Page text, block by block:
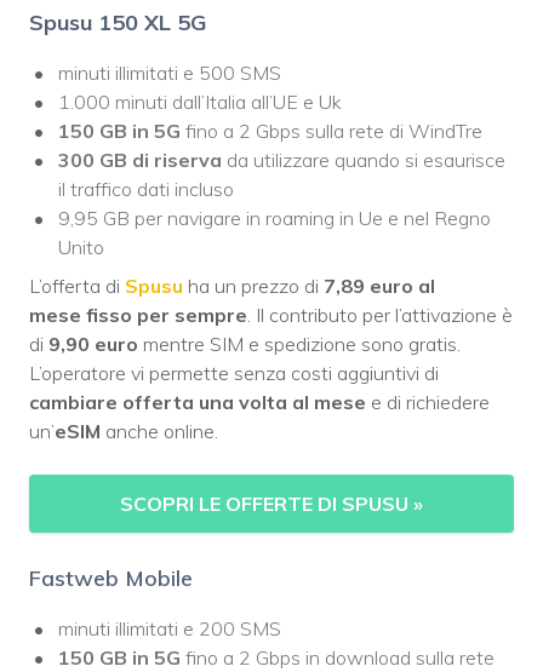
Spusu 150 XL 5G
minuti illimitati e 500 SMS
1.000 minuti dall’Italia all’UE e Uk
150 GB in 5G fino a 2 Gbps sulla rete di WindTre
300 GB di riserva da utilizzare quando si esaurisce
il traffico dati incluso
9,95 GB per navigare in roaming in Ue e nel Regno
Unito
L’offerta di Spusu ha un prezzo di 7,89 euro al
mese fisso per sempre. Il contributo per l’attivazione è
di 9,90 euro mentre SIM e spedizione sono gratis.
L’operatore vi permette senza costi aggiuntivi di
cambiare offerta una volta al mese e di richiedere
un’eSIM anche online.
SCOPRI LE OFFERTE DI SPUSU »
Fastweb Mobile
minuti illimitati e 200 SMS
150 GB in 5G fino a 2 Gbps in download sulla rete